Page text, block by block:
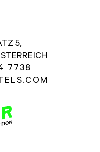
5,
7738